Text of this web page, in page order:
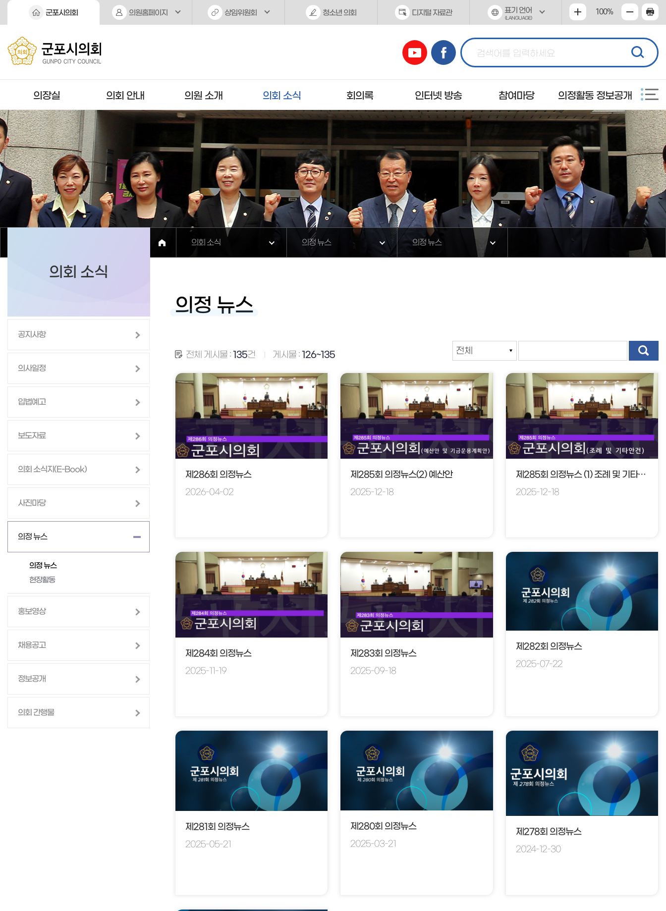
본문바로가기
군포시의회 의원홈페이지 상임위원회 청소년 의회 디지털 자료관 표기 언어
(LANGUAGE)
100%
의장실 의회 안내 의원 소개 의회 소식 회의록 인터넷 방송 참여마당 의정활동 정보공개
의회 소식 의정 뉴스 의정 뉴스
의회 소식
공지사항
의사일정
입법예고
보도자료
의회 소식지(E-Book)
사진마당
의정 뉴스
의정 뉴스
현장활동
홍보영상
채용공고
정보공개
의회 간행물
의정 뉴스
전체 게시물 : 135건 게시물 : 126~135
제286회 의정뉴스
2026-04-02
제285회 의정뉴스(2) 예산안
2025-12-18
제285회 의정뉴스 (1) 조례 및 기타안건
2025-12-18
제284회 의정뉴스
2025-11-19
제283회 의정뉴스
2025-09-18
제282회 의정뉴스
2025-07-22
제281회 의정뉴스
2025-05-21
제280회 의정뉴스
2025-03-21
제278회 의정뉴스
2024-12-30